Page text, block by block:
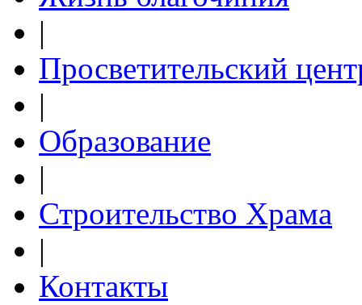
|
Просветительский
|
Образование
|
Строительство Храма
|
Контакты